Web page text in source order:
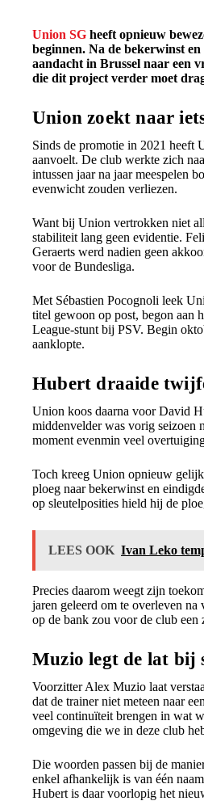
Union SG heeft opnieuw
beginnen. Na de bekerwinst
aandacht in Brussel naar een
die dit project verder moet
Union zoekt naar
Sinds de promotie in 2021 heeft
aanvoelt. De club werkte zich
intussen jaar na jaar meespelen
evenwicht zouden verliezen.
Want bij Union vertrokken niet
stabiliteit lang geen evidentie.
Geraerts werd nadien geen
voor de Bundesliga.
Met Sébastien Pocognoli leek
titel gewoon op post, begon aan
League-stunt bij PSV. Begin
aanklopte.
Hubert draaide
Union koos daarna voor David
middenvelder was vorig seizoen
moment evenmin veel
Toch kreeg Union opnieuw
ploeg naar bekerwinst en
op sleutelposities hield hij de
LEES OOK Ivan Leko
Precies daarom weegt zijn
jaren geleerd om te overleven
op de bank zou voor de club een
Muzio legt de lat bij
Voorzitter Alex Muzio laat
dat de trainer niet meteen naar
veel continuïteit brengen in wat
omgeving die we in deze club
Die woorden passen bij de
enkel afhankelijk is van één
Hubert is daar voorlopig het